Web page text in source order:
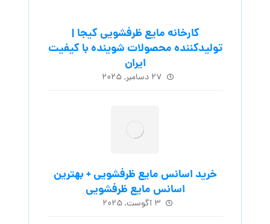
کارخانه مایع ظرفشویی کیجا |
تولیدکننده محصولات شوینده با کیفیت
ایران
۲۷ دسامبر, ۲۰۲۵
خرید اسانس مایع ظرفشویی + بهترین
اسانس مایع ظرفشویی
۳ آگوست, ۲۰۲۵